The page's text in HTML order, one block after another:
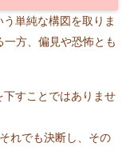
単純な構図を取りま
方、偏見や恐怖とも
すことではありませ
れでも決断し、その